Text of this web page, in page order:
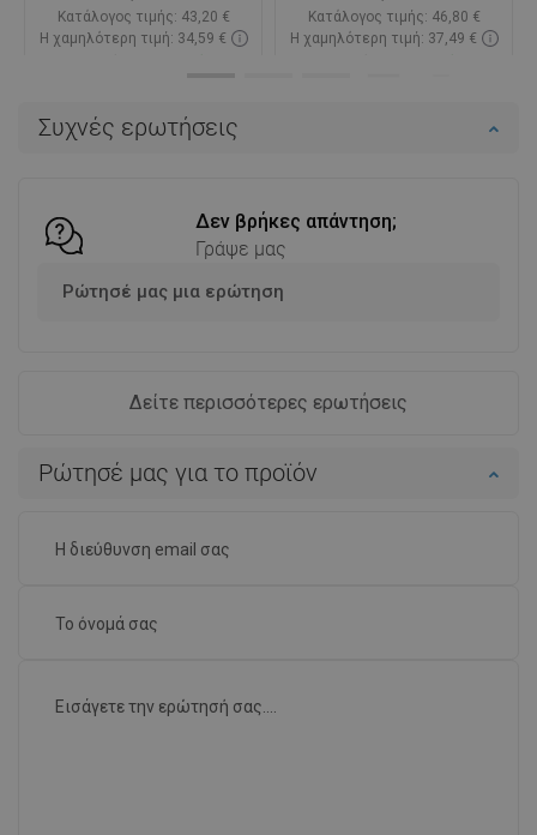
Συχνές ερωτήσεις
Δεν βρήκες απάντηση;
Γράψε μας
Ρώτησέ μας μια ερώτηση
Δείτε περισσότερες ερωτήσεις
Ρώτησέ μας για το προϊόν
Κατάλογος τιμής: 43,20 €
Η χαμηλότερη τιμή: 34,59 €
Κατάλογος τιμής: 46,80 €
Η χαμηλότερη τιμή: 37,49 €